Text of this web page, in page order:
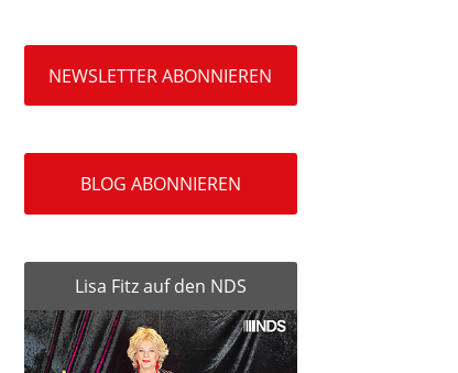
NEWSLETTER ABONNIEREN
BLOG ABONNIEREN
Lisa Fitz auf den NDS